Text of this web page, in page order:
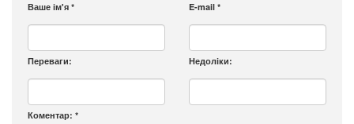
Ваше ім'я * E-mail *
Переваги: Недоліки:
Коментар: *